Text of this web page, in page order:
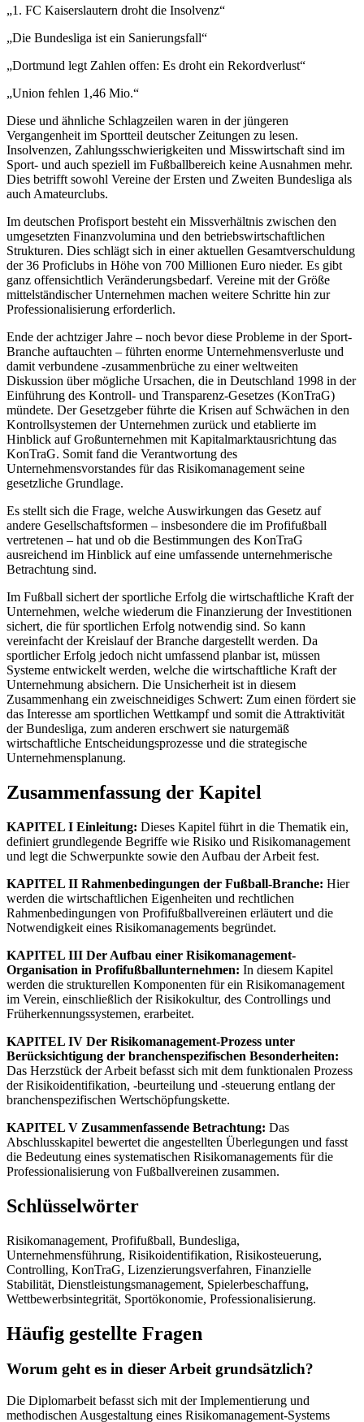
„1. FC Kaiserslautern droht die Insolvenz“
„Die Bundesliga ist ein Sanierungsfall“
„Dortmund legt Zahlen offen: Es droht ein Rekordverlust“
„Union fehlen 1,46 Mio.“
Diese und ähnliche Schlagzeilen waren in der jüngeren
Vergangenheit im Sportteil deutscher Zeitungen zu lesen.
Insolvenzen, Zahlungsschwierigkeiten und Misswirtschaft sind im
Sport- und auch speziell im Fußballbereich keine Ausnahmen mehr.
Dies betrifft sowohl Vereine der Ersten und Zweiten Bundesliga als
auch Amateurclubs.
Im deutschen Profisport besteht ein Missverhältnis zwischen den
umgesetzten Finanzvolumina und den betriebswirtschaftlichen
Strukturen. Dies schlägt sich in einer aktuellen Gesamtverschuldung
der 36 Proficlubs in Höhe von 700 Millionen Euro nieder. Es gibt
ganz offensichtlich Veränderungsbedarf. Vereine mit der Größe
mittelständischer Unternehmen machen weitere Schritte hin zur
Professionalisierung erforderlich.
Ende der achtziger Jahre – noch bevor diese Probleme in der Sport-
Branche auftauchten – führten enorme Unternehmensverluste und
damit verbundene -zusammenbrüche zu einer weltweiten
Diskussion über mögliche Ursachen, die in Deutschland 1998 in der
Einführung des Kontroll- und Transparenz-Gesetzes (KonTraG)
mündete. Der Gesetzgeber führte die Krisen auf Schwächen in den
Kontrollsystemen der Unternehmen zurück und etablierte im
Hinblick auf Großunternehmen mit Kapitalmarktausrichtung das
KonTraG. Somit fand die Verantwortung des
Unternehmensvorstandes für das Risikomanagement seine
gesetzliche Grundlage.
Es stellt sich die Frage, welche Auswirkungen das Gesetz auf
andere Gesellschaftsformen – insbesondere die im Profifußball
vertretenen – hat und ob die Bestimmungen des KonTraG
ausreichend im Hinblick auf eine umfassende unternehmerische
Betrachtung sind.
Im Fußball sichert der sportliche Erfolg die wirtschaftliche Kraft der
Unternehmen, welche wiederum die Finanzierung der Investitionen
sichert, die für sportlichen Erfolg notwendig sind. So kann
vereinfacht der Kreislauf der Branche dargestellt werden. Da
sportlicher Erfolg jedoch nicht umfassend planbar ist, müssen
Systeme entwickelt werden, welche die wirtschaftliche Kraft der
Unternehmung absichern. Die Unsicherheit ist in diesem
Zusammenhang ein zweischneidiges Schwert: Zum einen fördert sie
das Interesse am sportlichen Wettkampf und somit die Attraktivität
der Bundesliga, zum anderen erschwert sie naturgemäß
wirtschaftliche Entscheidungsprozesse und die strategische
Unternehmensplanung.
Zusammenfassung der Kapitel
KAPITEL I Einleitung: Dieses Kapitel führt in die Thematik ein,
definiert grundlegende Begriffe wie Risiko und Risikomanagement
und legt die Schwerpunkte sowie den Aufbau der Arbeit fest.
KAPITEL II Rahmenbedingungen der Fußball-Branche: Hier
werden die wirtschaftlichen Eigenheiten und rechtlichen
Rahmenbedingungen von Profifußballvereinen erläutert und die
Notwendigkeit eines Risikomanagements begründet.
KAPITEL III Der Aufbau einer Risikomanagement-
Organisation in Profifußballunternehmen: In diesem Kapitel
werden die strukturellen Komponenten für ein Risikomanagement
im Verein, einschließlich der Risikokultur, des Controllings und
Früherkennungssystemen, erarbeitet.
KAPITEL IV Der Risikomanagement-Prozess unter
Berücksichtigung der branchenspezifischen Besonderheiten:
Das Herzstück der Arbeit befasst sich mit dem funktionalen Prozess
der Risikoidentifikation, -beurteilung und -steuerung entlang der
branchenspezifischen Wertschöpfungskette.
KAPITEL V Zusammenfassende Betrachtung: Das
Abschlusskapitel bewertet die angestellten Überlegungen und fasst
die Bedeutung eines systematischen Risikomanagements für die
Professionalisierung von Fußballvereinen zusammen.
Schlüsselwörter
Risikomanagement, Profifußball, Bundesliga,
Unternehmensführung, Risikoidentifikation, Risikosteuerung,
Controlling, KonTraG, Lizenzierungsverfahren, Finanzielle
Stabilität, Dienstleistungsmanagement, Spielerbeschaffung,
Wettbewerbsintegrität, Sportökonomie, Professionalisierung.
Häufig gestellte Fragen
Worum geht es in dieser Arbeit grundsätzlich?
Die Diplomarbeit befasst sich mit der Implementierung und
methodischen Ausgestaltung eines Risikomanagement-Systems